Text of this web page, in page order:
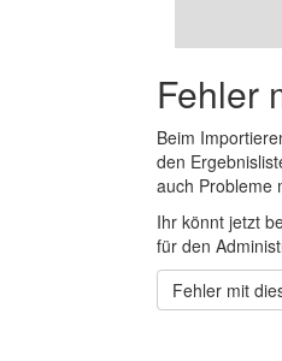
Fehler
Beim
den
auch Probleme
Ihr könnt jetzt
für den
Fehler mit